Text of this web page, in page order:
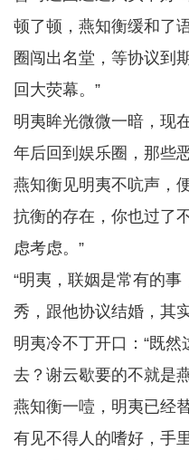
顿了顿，燕知衡缓和了
圈闯出名堂，等协议到
回大荧幕。”
明夷眸光微微一暗，现
年后回到娱乐圈，那些
燕知衡见明夷不吭声，
抗衡的存在，你也过了
虑考虑。”
“明夷，联姻是常有的
秀，跟他协议结婚，其
明夷冷不丁开口：“既
去？谢云歇要的不就是
燕知衡一噎，明夷已经
有见不得人的嗜好，手